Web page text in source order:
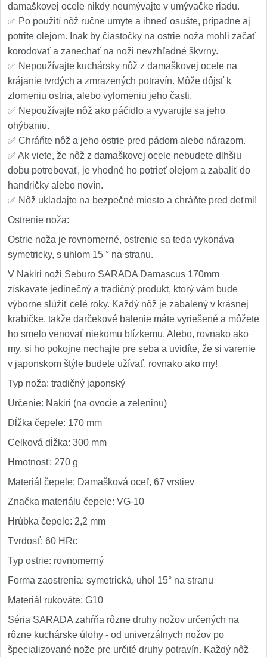
damaškovej ocele nikdy neumývajte v umývačke riadu.
✅ Po použití nôž ručne umyte a ihneď osušte, prípadne aj
potrite olejom. Inak by čiastočky na ostrie noža mohli začať
korodovať a zanechať na noži nevzhľadné škvrny.
✅ Nepoužívajte kuchársky nôž z damaškovej ocele na
krájanie tvrdých a zmrazených potravín. Môže dôjsť k
zlomeniu ostria, alebo vylomeniu jeho časti.
✅ Nepoužívajte nôž ako páčidlo a vyvarujte sa jeho
ohýbaniu.
✅ Chráňte nôž a jeho ostrie pred pádom alebo nárazom.
✅ Ak viete, že nôž z damaškovej ocele nebudete dlhšiu
dobu potrebovať, je vhodné ho potrieť olejom a zabaliť do
handričky alebo novín.
✅ Nôž ukladajte na bezpečné miesto a chráňte pred deťmi!
Ostrenie noža:
Ostrie noža je rovnomerné, ostrenie sa teda vykonáva
symetricky, s uhlom 15 ° na stranu.
V Nakiri noži Seburo SARADA Damascus 170mm
získavate jedinečný a tradičný produkt, ktorý vám bude
výborne slúžiť celé roky. Každý nôž je zabalený v krásnej
krabičke, takže darčekové balenie máte vyriešené a môžete
ho smelo venovať niekomu blízkemu. Alebo, rovnako ako
my, si ho pokojne nechajte pre seba a uvidíte, že si varenie
v japonskom štýle budete užívať, rovnako ako my!
Typ noža: tradičný japonský
Určenie: Nakiri (na ovocie a zeleninu)
Dĺžka čepele: 170 mm
Celková dĺžka: 300 mm
Hmotnosť: 270 g
Materiál čepele: Damašková oceľ, 67 vrstiev
Značka materiálu čepele: VG-10
Hrúbka čepele: 2,2 mm
Tvrdosť: 60 HRc
Typ ostrie: rovnomerný
Forma zaostrenia: symetrická, uhol 15° na stranu
Materiál rukoväte: G10
Séria SARADA zahŕňa rôzne druhy nožov určených na
rôzne kuchárske úlohy - od univerzálnych nožov po
špecializované nože pre určité druhy potravín. Každý nôž